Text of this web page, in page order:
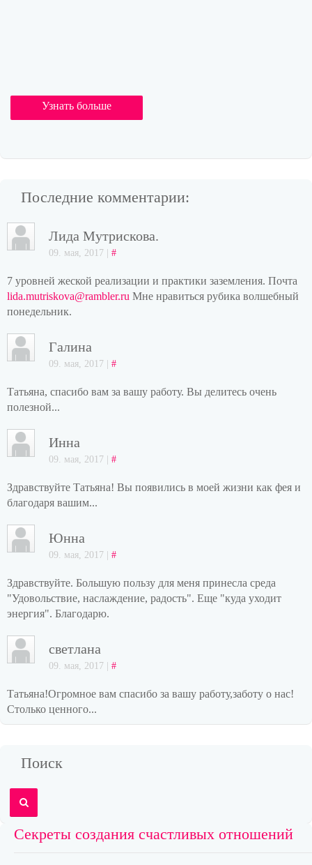
Узнать больше
Последние комментарии:
Лида Мутрискова.
09. мая, 2017 | #
7 уровней жеской реализации и практики заземления. Почта
lida.mutriskova@rambler.ru Мне нравиться рубика волшебный
понедельник.
Галина
09. мая, 2017 | #
Татьяна, спасибо вам за вашу работу. Вы делитесь очень
полезной...
Инна
09. мая, 2017 | #
Здравствуйте Татьяна! Вы появились в моей жизни как фея и
благодаря вашим...
Юнна
09. мая, 2017 | #
Здравствуйте. Большую пользу для меня принесла среда
"Удовольствие, наслаждение, радость". Еще "куда уходит
энергия". Благодарю.
светлана
09. мая, 2017 | #
Татьяна!Огромное вам спасибо за вашу работу,заботу о нас!
Столько ценного...
Поиск
Секреты создания счастливых отношений